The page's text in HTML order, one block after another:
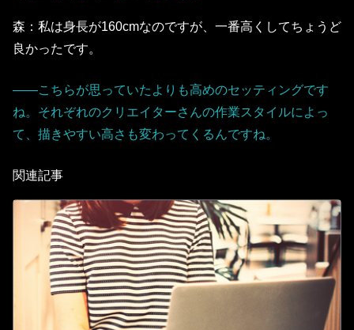
森：私は身長が160cmなのですが、一番高くしてちょうど
良かったです。
――こちらが思っていたよりも高めのセッティングです
ね。それぞれのクリエイターさんの作業スタイルによっ
て、描きやすい高さも変わってくるんですね。
関連記事